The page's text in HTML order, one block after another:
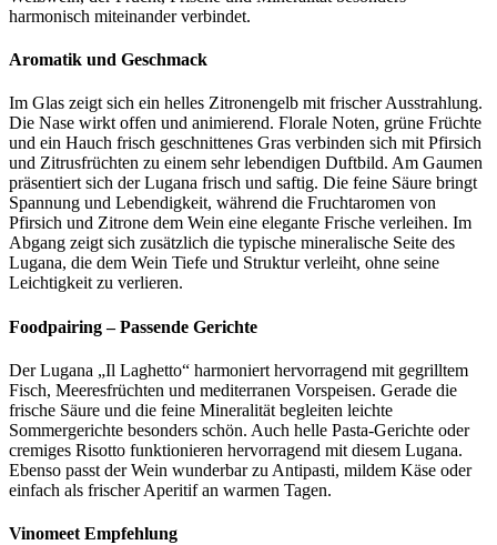
harmonisch miteinander verbindet.
Aromatik und Geschmack
Im Glas zeigt sich ein helles Zitronengelb mit frischer Ausstrahlung.
Die Nase wirkt offen und animierend. Florale Noten, grüne Früchte
und ein Hauch frisch geschnittenes Gras verbinden sich mit Pfirsich
und Zitrusfrüchten zu einem sehr lebendigen Duftbild. Am Gaumen
präsentiert sich der Lugana frisch und saftig. Die feine Säure bringt
Spannung und Lebendigkeit, während die Fruchtaromen von
Pfirsich und Zitrone dem Wein eine elegante Frische verleihen. Im
Abgang zeigt sich zusätzlich die typische mineralische Seite des
Lugana, die dem Wein Tiefe und Struktur verleiht, ohne seine
Leichtigkeit zu verlieren.
Foodpairing – Passende Gerichte
Der Lugana „Il Laghetto“ harmoniert hervorragend mit gegrilltem
Fisch, Meeresfrüchten und mediterranen Vorspeisen. Gerade die
frische Säure und die feine Mineralität begleiten leichte
Sommergerichte besonders schön. Auch helle Pasta-Gerichte oder
cremiges Risotto funktionieren hervorragend mit diesem Lugana.
Ebenso passt der Wein wunderbar zu Antipasti, mildem Käse oder
einfach als frischer Aperitif an warmen Tagen.
Vinomeet Empfehlung